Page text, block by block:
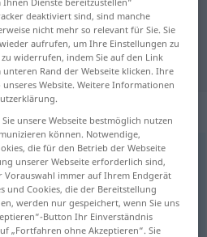
: Femininum
anklicken/antippen)
deaktiviert sind, sind manche
nicht mehr so relevant für Sie. Sie
aufrufen, um Ihre Einstellungen zu
widerrufen, indem Sie auf den Link
Rand der Webseite klicken. Ihre
Website. Weitere Informationen
unsere Webseite bestmöglich nutzen
können. Notwendige,
die für den Betrieb der Webseite
unserer Webseite erforderlich sind,
immer auf Ihrem Endgerät
und Cookies, die der Bereitstellung
werden nur gespeichert, wenn Sie uns
Button Ihr Einverständnis
„Fortfahren ohne Akzeptieren“. Sie